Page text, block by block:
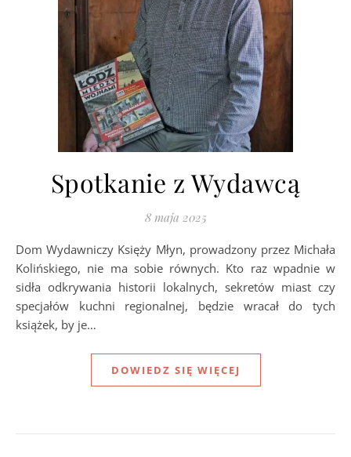
Spotkanie z Wydawcą
8 maja 2025
Dom Wydawniczy Księży Młyn, prowadzony przez Michała
Kolińskiego, nie ma sobie równych. Kto raz wpadnie w
sidła odkrywania historii lokalnych, sekretów miast czy
specjałów kuchni regionalnej, będzie wracał do tych
książek, by je…
DOWIEDZ SIĘ WIĘCEJ